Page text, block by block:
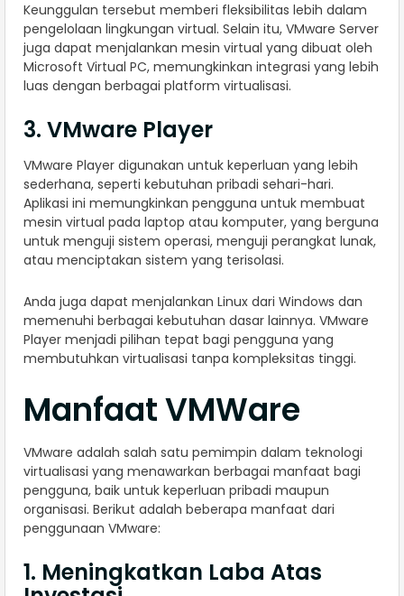
Keunggulan tersebut memberi fleksibilitas lebih dalam
pengelolaan lingkungan virtual. Selain itu, VMware Server
juga dapat menjalankan mesin virtual yang dibuat oleh
Microsoft Virtual PC, memungkinkan integrasi yang lebih
luas dengan berbagai platform virtualisasi.
3. VMware Player
VMware Player digunakan untuk keperluan yang lebih
sederhana, seperti kebutuhan pribadi sehari-hari.
Aplikasi ini memungkinkan pengguna untuk membuat
mesin virtual pada laptop atau komputer, yang berguna
untuk menguji sistem operasi, menguji perangkat lunak,
atau menciptakan sistem yang terisolasi.
Anda juga dapat menjalankan Linux dari Windows dan
memenuhi berbagai kebutuhan dasar lainnya. VMware
Player menjadi pilihan tepat bagi pengguna yang
membutuhkan virtualisasi tanpa kompleksitas tinggi.
Manfaat VMWare
VMware adalah salah satu pemimpin dalam teknologi
virtualisasi yang menawarkan berbagai manfaat bagi
pengguna, baik untuk keperluan pribadi maupun
organisasi. Berikut adalah beberapa manfaat dari
penggunaan VMware:
1. Meningkatkan Laba Atas